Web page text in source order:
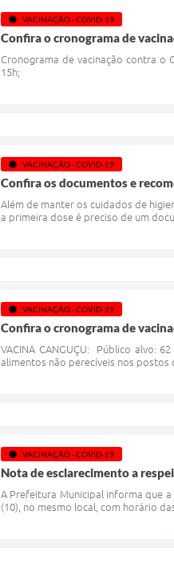
VACINAÇÃO - COVID-19
Confira o cronograma de
Cronograma de vacinação contra o
15h;
VACINAÇÃO - COVID-19
Confira os documentos e
Além de manter os cuidados de
a primeira dose é preciso de um
VACINAÇÃO - COVID-19
Confira o cronograma de
VACINA CANGUÇU: Público alvo:
alimentos não perecíveis nos postos
VACINAÇÃO - COVID-19
Nota de esclarecimento a
A Prefeitura Municipal informa que
(10), no mesmo local, com horário